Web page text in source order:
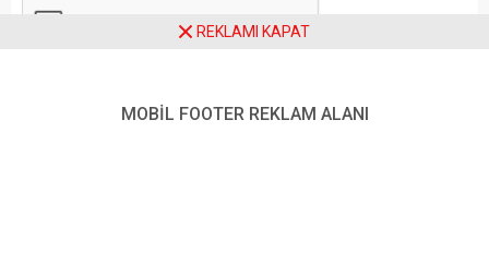
REKLAMI KAPAT
MOBİL FOOTER REKLAM ALANI